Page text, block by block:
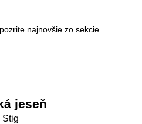
najnovšie zo sekcie
jeseň
Stig